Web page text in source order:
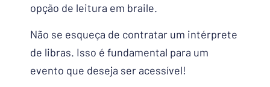
opção de leitura em braile.
Não se esqueça de contratar um intérprete
de libras. Isso é fundamental para um
evento que deseja ser acessível!